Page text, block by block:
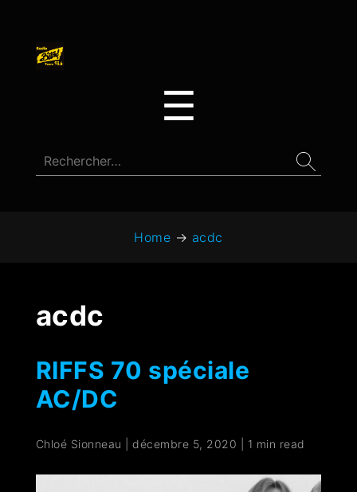
☰
Home → acdc
acdc
RIFFS 70 spéciale
AC/DC
Chloé Sionneau |décembre 5, 2020 1 min read